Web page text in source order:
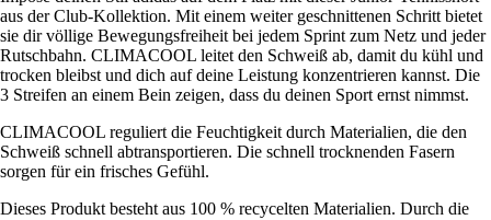
aus der Club-Kollektion. Mit einem weiter geschnittenen Schritt bietet
sie dir völlige Bewegungsfreiheit bei jedem Sprint zum Netz und jeder
Rutschbahn. CLIMACOOL leitet den Schweiß ab, damit du kühl und
trocken bleibst und dich auf deine Leistung konzentrieren kannst. Die
3 Streifen an einem Bein zeigen, dass du deinen Sport ernst nimmst.
CLIMACOOL reguliert die Feuchtigkeit durch Materialien, die den
Schweiß schnell abtransportieren. Die schnell trocknenden Fasern
sorgen für ein frisches Gefühl.
Dieses Produkt besteht aus 100 % recycelten Materialien. Durch die